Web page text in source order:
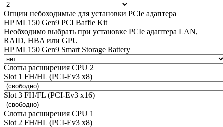
Опции небоходимые для установки PCIe адаптера
HP ML150 Gen9 PCI Baffle Kit
Необходимо выбрать при установке PCIe адаптера LAN,
RAID, HBA или GPU
HP ML150 Gen9 Smart Storage Battery
Слоты расширения CPU 2
Slot 1 FH/HL (PCI-Ev3 x8)
Slot 3 FH/FL (PCI-Ev3 x16)
Слоты расширения CPU 1
Slot 2 FH/HL (PCI-Ev3 x8)